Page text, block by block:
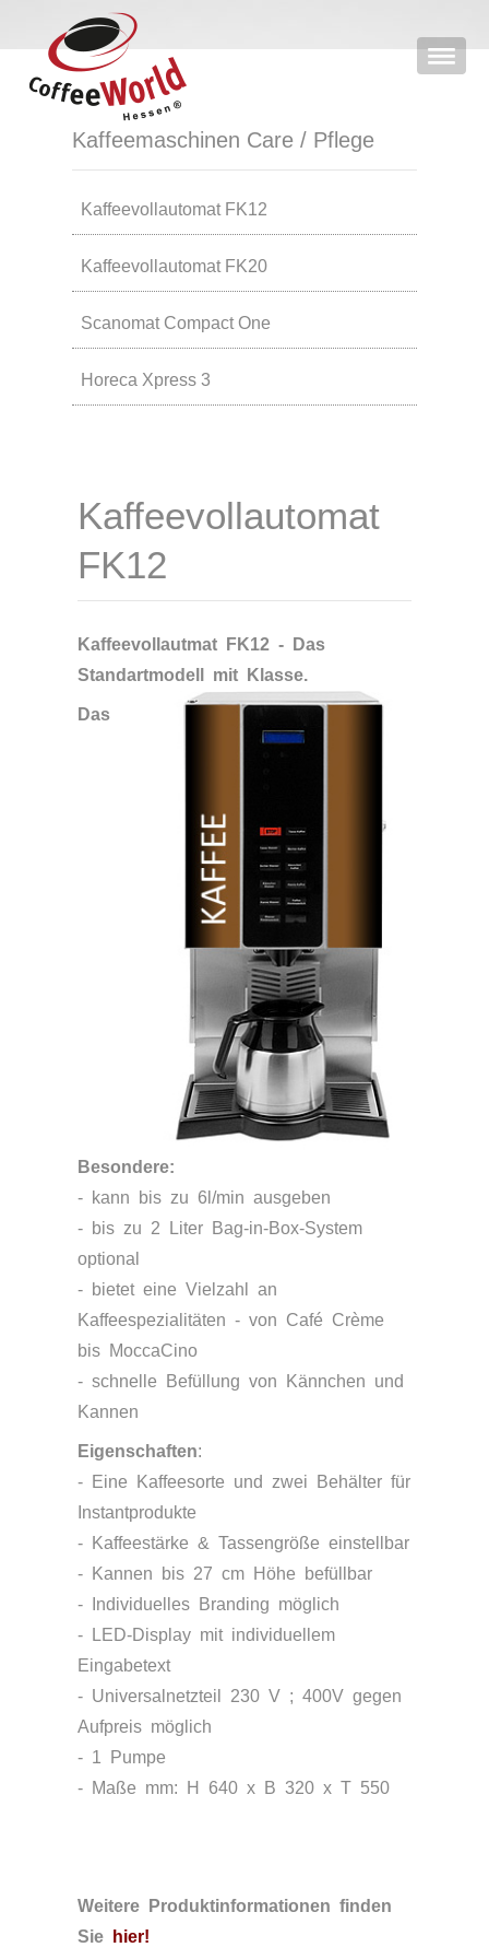
Kaffeemaschinen Care / Pflege
Kaffeevollautomat FK12
Kaffeevollautomat FK20
Scanomat Compact One
Horeca Xpress 3
Kaffeevollautomat
FK12
Kaffeevollautmat FK12 - Das
Standartmodell mit Klasse.
Das
Besondere:
- kann bis zu 6l/min ausgeben
- bis zu 2 Liter Bag-in-Box-System
optional
- bietet eine Vielzahl an
Kaffeespezialitäten - von Café Crème
bis MoccaCino
- schnelle Befüllung von Kännchen und
Kannen
Eigenschaften:
- Eine Kaffeesorte und zwei Behälter für
Instantprodukte
- Kaffeestärke & Tassengröße einstellbar
- Kannen bis 27 cm Höhe befüllbar
- Individuelles Branding möglich
- LED-Display mit individuellem
Eingabetext
- Universalnetzteil 230 V ; 400V gegen
Aufpreis möglich
- 1 Pumpe
- Maße mm: H 640 x B 320 x T 550
Weitere Produktinformationen finden
Sie
hier!